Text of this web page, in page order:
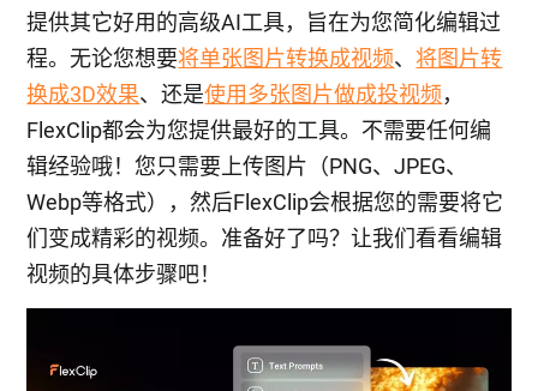
提供其它好用的高级AI工具，旨在为您简化编辑过
程。无论您想要将单张图片转换成视频、将图片转
换成3D效果、还是使用多张图片做成投视频，
FlexClip都会为您提供最好的工具。不需要任何编
辑经验哦！您只需要上传图片（PNG、JPEG、
Webp等格式），然后FlexClip会根据您的需要将它
们变成精彩的视频。准备好了吗？让我们看看编辑
视频的具体步骤吧！